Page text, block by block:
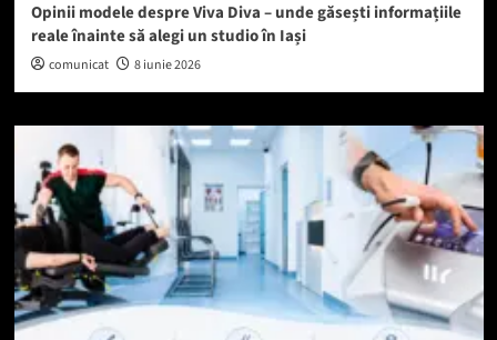
Opinii modele despre Viva Diva – unde găsești informațiile
reale înainte să alegi un studio în Iași
comunicat 8 iunie 2026